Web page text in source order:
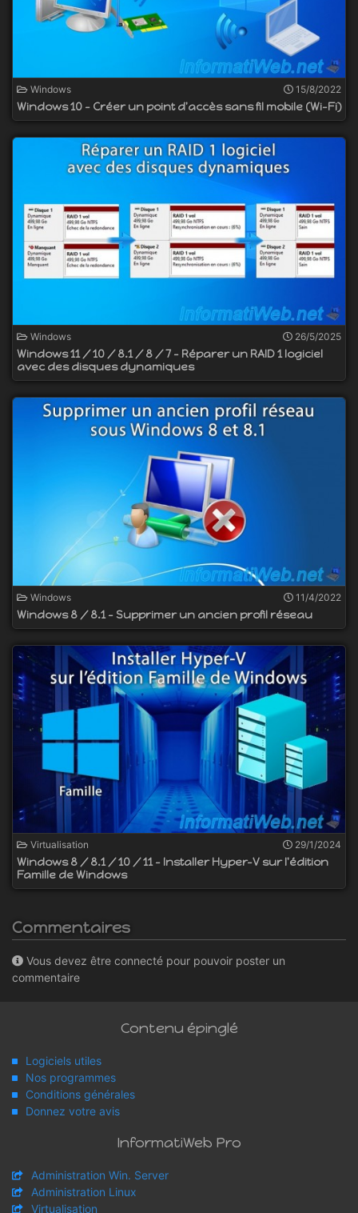
Windows 15/8/2022
Windows 10 - Créer un point d'accès sans fil mobile (Wi-Fi)
Windows 26/5/2025
Windows 11 / 10 / 8.1 / 8 / 7 - Réparer un RAID 1 logiciel
avec des disques dynamiques
Windows 11/4/2022
Windows 8 / 8.1 - Supprimer un ancien profil réseau
Virtualisation 29/1/2024
Windows 8 / 8.1 / 10 / 11 - Installer Hyper-V sur l'édition
Famille de Windows
Commentaires
Vous devez être connecté pour pouvoir poster un
commentaire
Contenu épinglé
Logiciels utiles
Nos programmes
Conditions générales
Donnez votre avis
InformatiWeb Pro
Administration Win. Server
Administration Linux
Virtualisation